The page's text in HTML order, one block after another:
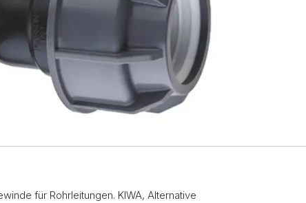
für Rohrleitungen. KIWA, Alternative